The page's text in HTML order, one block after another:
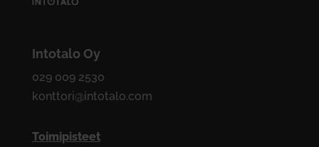
Intotalo Oy
029 009 2530
konttori@intotalo.com
Toimipisteet